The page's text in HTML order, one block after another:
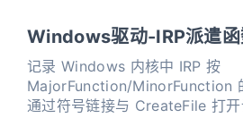
Windows驱动-IRP派遣函
记录 Windows 内核中 IRP 按
MajorFunction/MinorFunction
通过符号链接与 CreateFile 打